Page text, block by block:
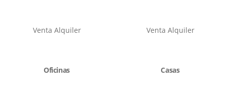
Venta Alquiler
Oficinas
Venta Alquiler
Casas